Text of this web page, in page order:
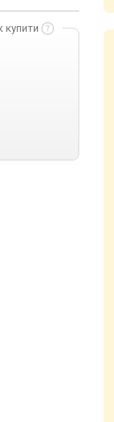
купити